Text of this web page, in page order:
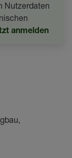
Nutzerdaten
anmelden